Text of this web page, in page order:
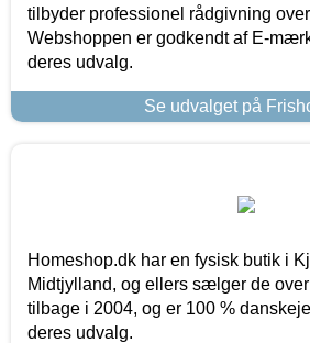
tilbyder professionel rådgivning
Webshoppen er godkendt af E-
deres udvalg.
Se udvalget på
Homeshop.dk har en fysisk butik i
Midtjylland, og ellers sælger de
tilbage i 2004, og er 100 %
deres udvalg.